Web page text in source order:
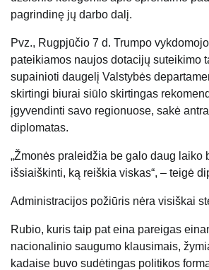
pagrindinę jų darbo dalį.
Pvz., Rugpjūčio 7 d. Trumpo
pateikiamos naujos dotacijų suteikimo
supainioti daugelį Valstybės
skirtingi biurai siūlo skirtingas
įgyvendinti savo regionuose, sakė
diplomatas.
„Žmonės praleidžia be galo daug laiko
išsiaiškinti, ką reiškia viskas“, – teigė
Administracijos požiūris nėra visiškai
Rubio, kuris taip pat eina pareigas
nacionalinio saugumo klausimais,
kadaise buvo sudėtingas politikos